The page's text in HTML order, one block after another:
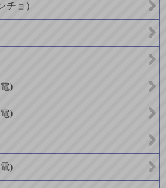
チョ）
)
)
)